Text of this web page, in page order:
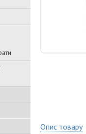
Опис товару